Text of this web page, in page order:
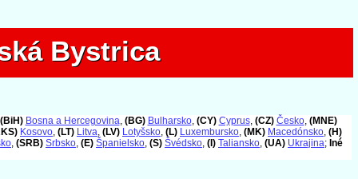
Bystrica
Bystrica
(BiH) Bosna a Hercegovina, (BG) Bulharsko, (CY) Cyprus, (CZ) Česko, (MNE)
Kosovo, (LT) Litva, (LV) Lotyšsko, (L) Luxembursko, (MK) Macedónsko, (H)
, (SRB) Srbsko, (E) Španielsko, (S) Švédsko, (I) Taliansko, (UA) Ukrajina; Iné